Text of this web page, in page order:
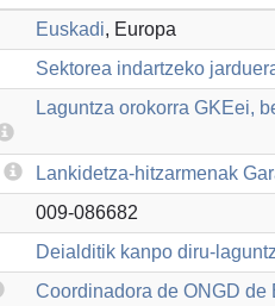
Euskadi, Europa
Sektorea indartzeko
Laguntza orokorra GKEei,
Lankidetza-hitzarmenak
009-086682
Deialditik kanpo diru-
Coordinadora de ONGD